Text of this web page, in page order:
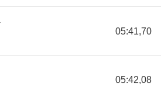
05:41,70
05:42,08